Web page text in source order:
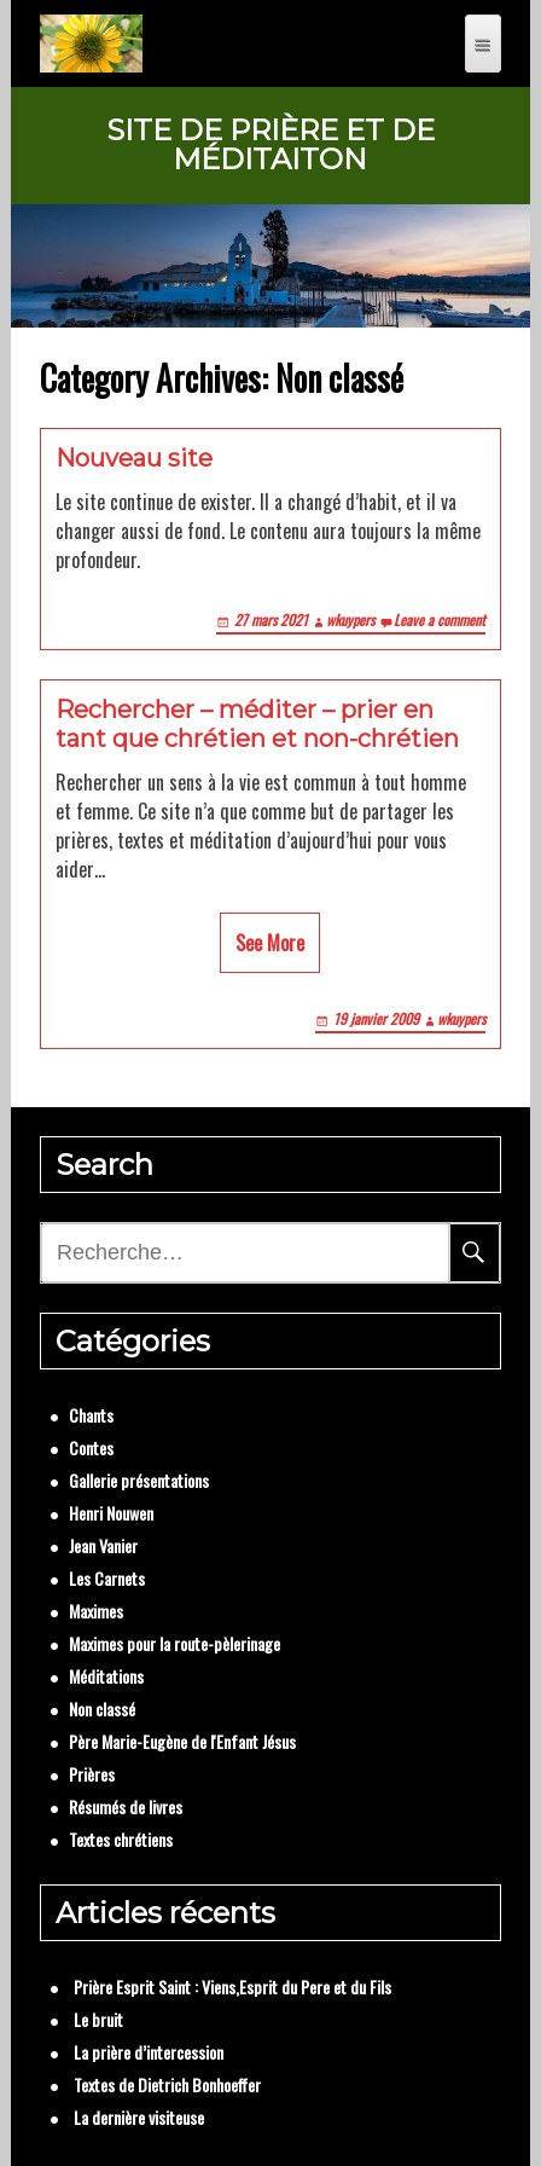
SITE DE PRIÈRE ET DE
MÉDITAITON
Category Archives: Non classé
Nouveau site
Le site continue de exister. Il a changé d’habit, et il va
changer aussi de fond. Le contenu aura toujours la même
profondeur.
27 mars 2021 wkuypers Leave a comment
Rechercher – méditer – prier en
tant que chrétien et non-chrétien
Rechercher un sens à la vie est commun à tout homme
et femme. Ce site n’a que comme but de partager les
prières, textes et méditation d’aujourd’hui pour vous
aider…
See More
19 janvier 2009 wkuypers
Search
Rechercher :
Catégories
Chants
Contes
Gallerie présentations
Henri Nouwen
Jean Vanier
Les Carnets
Maximes
Maximes pour la route-pèlerinage
Méditations
Non classé
Père Marie-Eugène de l'Enfant Jésus
Prières
Résumés de livres
Textes chrétiens
Articles récents
Prière Esprit Saint : Viens,Esprit du Pere et du Fils
Le bruit
La prière d’intercession
Textes de Dietrich Bonhoeffer
La dernière visiteuse